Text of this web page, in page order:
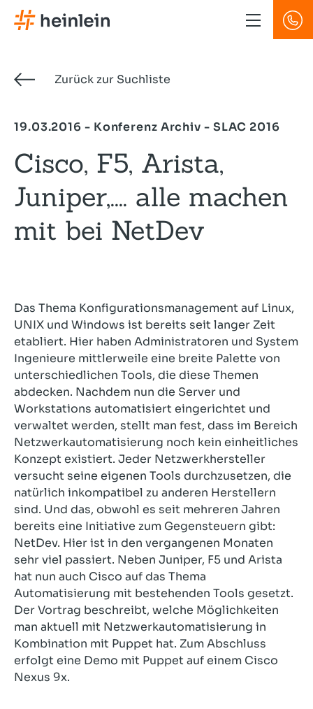
Direkt
zum
Zurück zur Suchliste
19.03.2016 - Konferenz Archiv - SLAC 2016
Cisco, F5, Arista,
Juniper,.... alle machen
mit bei NetDev
Das Thema Konfigurationsmanagement auf Linux,
UNIX und Windows ist bereits seit langer Zeit
etabliert. Hier haben Administratoren und System
Ingenieure mittlerweile eine breite Palette von
unterschiedlichen Tools, die diese Themen
abdecken. Nachdem nun die Server und
Workstations automatisiert eingerichtet und
verwaltet werden, stellt man fest, dass im Bereich
Netzwerkautomatisierung noch kein einheitliches
Konzept existiert. Jeder Netzwerkhersteller
versucht seine eigenen Tools durchzusetzen, die
natürlich inkompatibel zu anderen Herstellern
sind. Und das, obwohl es seit mehreren Jahren
bereits eine Initiative zum Gegensteuern gibt:
NetDev. Hier ist in den vergangenen Monaten
sehr viel passiert. Neben Juniper, F5 und Arista
hat nun auch Cisco auf das Thema
Automatisierung mit bestehenden Tools gesetzt.
Der Vortrag beschreibt, welche Möglichkeiten
man aktuell mit Netzwerkautomatisierung in
Kombination mit Puppet hat. Zum Abschluss
erfolgt eine Demo mit Puppet auf einem Cisco
Nexus 9x.